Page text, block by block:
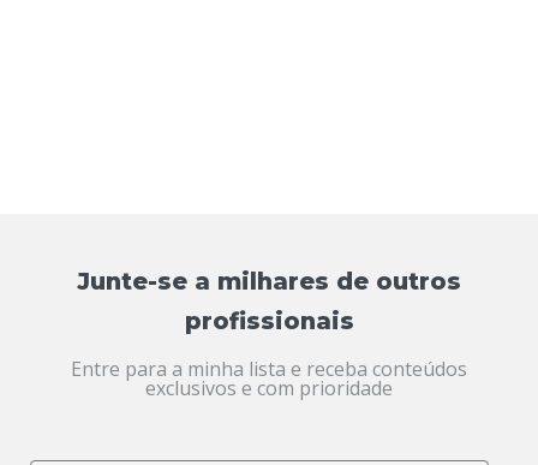
Junte-se a milhares de outros
profissionais
Entre para a minha lista e receba conteúdos
exclusivos e com prioridade